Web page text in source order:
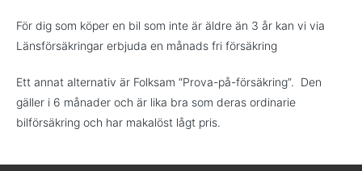
För dig som köper en bil som inte är äldre än 3 år kan vi via
Länsförsäkringar erbjuda en månads fri försäkring
Ett annat alternativ är Folksam “Prova-på-försäkring”. Den
gäller i 6 månader och är lika bra som deras ordinarie
bilförsäkring och har makalöst lågt pris.